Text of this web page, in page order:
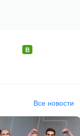
Все новости